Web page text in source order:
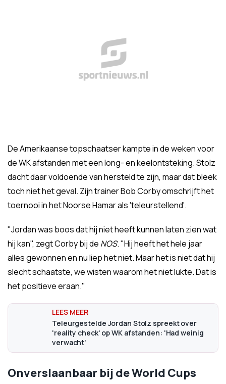
De Amerikaanse topschaatser kampte in de weken voor
de WK afstanden met een long- en keelontsteking. Stolz
dacht daar voldoende van hersteld te zijn, maar dat bleek
toch niet het geval. Zijn trainer Bob Corby omschrijft het
toernooi in het Noorse Hamar als 'teleurstellend'.
"Jordan was boos dat hij niet heeft kunnen laten zien wat
hij kan", zegt Corby bij de NOS. "Hij heeft het hele jaar
alles gewonnen en nu liep het niet. Maar het is niet dat hij
slecht schaatste, we wisten waarom het niet lukte. Dat is
het positieve eraan."
Teleurgestelde Jordan Stolz spreekt over
'reality check' op WK afstanden: 'Had weinig
verwacht'
Onverslaanbaar bij de World Cups